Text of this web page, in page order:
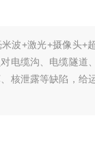
波+激光+摄像头+
电缆沟、电缆隧道
核泄露等缺陷，给